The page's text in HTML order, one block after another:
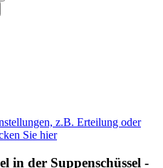
z.B. Erteilung oder
Sie hier
in der Suppenschüssel -